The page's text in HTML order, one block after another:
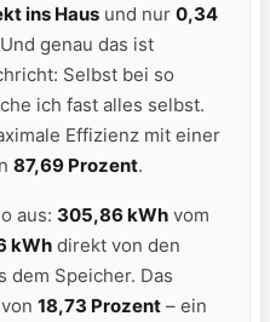
ins Haus und nur 0,34
genau das ist
Selbst bei so
ich fast alles selbst.
Effizienz mit einer
87,69 Prozent.
aus: 305,86 kWh vom
kWh direkt von den
dem Speicher. Das
18,73 Prozent – ein